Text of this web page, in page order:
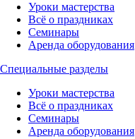
Уроки мастерства
Всё о праздниках
Семинары
Аренда оборудования
Специальные разделы
Уроки мастерства
Всё о праздниках
Семинары
Аренда оборудования